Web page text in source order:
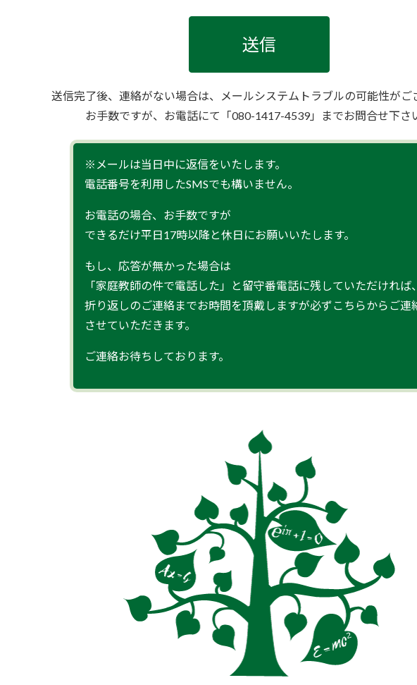
送信完了後、連絡がない場合は、メールシステムトラブルの可能性がご
お手数ですが、お電話にて「080-1417-4539」までお問合せ下さ
※メールは当日中に返信をいたします。
電話番号を利用したSMSでも構いません。
お電話の場合、お手数ですが
できるだけ平日17時以降と休日にお願いいたします。
もし、応答が無かった場合は
「家庭教師の件で電話した」と留守番電話に残していただければ
折り返しのご連絡までお時間を頂戴しますが必ずこちらからご連
させていただきます。
ご連絡お待ちしております。